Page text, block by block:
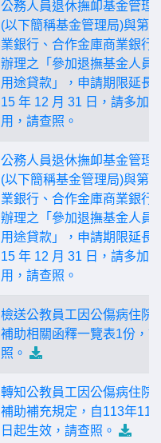
公務人員退休撫卹基金管理
(以下簡稱基金管理局)與第
業銀行、合作金庫商業銀行
辦理之「參加退撫基金人員
用途貸款」，申請期限延長
15 年 12 月 31 日，請多加利
用，請查照。
公務人員退休撫卹基金管理
(以下簡稱基金管理局)與第
業銀行、合作金庫商業銀行
辦理之「參加退撫基金人員
用途貸款」，申請期限延長
15 年 12 月 31 日，請多加利
用，請查照。
檢送公教員工因公傷病住院
補助相關函釋一覽表1份，
照。
轉知公教員工因公傷病住院
補助補充規定，自113年11
日起生效，請查照。